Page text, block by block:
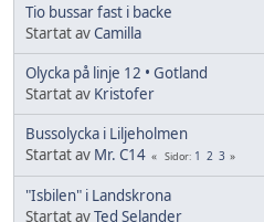
Tio bussar fast i backe
Startat avCamilla
Olycka på linje 12 • Gotland
Startat av Kristofer
Bussolycka i Liljeholmen
Startat av Mr. C14 Sidor 1 2 3
"Isbilen" i Landskrona
Startat avTed Selander